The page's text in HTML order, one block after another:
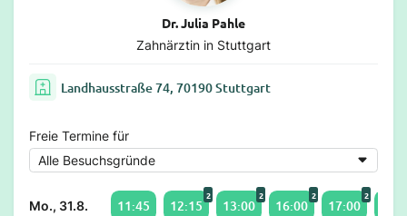
Dr. Julia Pahle
Zahnärztin in Stuttgart
Landhausstraße 74, 70190 Stuttgart
Freie Termine für
Mo., 31.8. 11:45 12:15
2
13:00
2
16:00
2
17:00
2